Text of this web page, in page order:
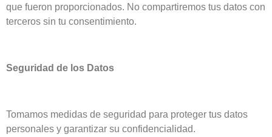
que fueron proporcionados. No compartiremos tus datos con
terceros sin tu consentimiento.
Seguridad de los Datos
Tomamos medidas de seguridad para proteger tus datos
personales y garantizar su confidencialidad.